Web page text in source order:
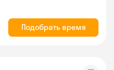
Подобрать время